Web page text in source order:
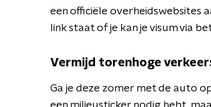
een officiële overheidswebsites
link staat of je kan je visum via
Vermijd torenhoge
Ga je deze zomer met de auto